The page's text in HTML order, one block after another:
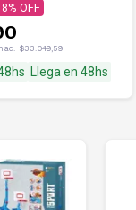
$33.049,59
Llega en 48hs